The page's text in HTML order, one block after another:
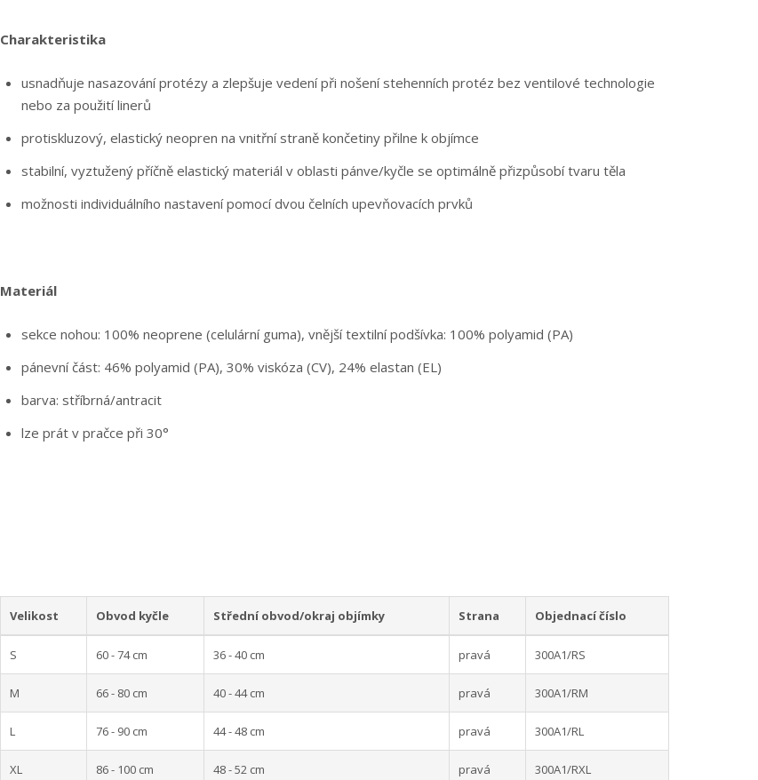
Charakteristika
usnadňuje nasazování protézy a zlepšuje vedení při nošení stehenních protéz bez ventilové technologie
nebo za použití linerů
protiskluzový, elastický neopren na vnitřní straně končetiny přilne k objímce
stabilní, vyztužený příčně elastický materiál v oblasti pánve/kyčle se optimálně přizpůsobí tvaru těla
možnosti individuálního nastavení pomocí dvou čelních upevňovacích prvků
Materiál
sekce nohou: 100% neoprene (celulární guma), vnější textilní podšívka: 100% polyamid (PA)
pánevní část: 46% polyamid (PA), 30% viskóza (CV), 24% elastan (EL)
barva: stříbrná/antracit
lze prát v pračce při 30°
Velikost Obvod kyčle Střední obvod/okraj objímky Strana Objednací číslo
S 60 - 74 cm 36 - 40 cm pravá 300A1/RS
M 66 - 80 cm 40 - 44 cm pravá 300A1/RM
L 76 - 90 cm 44 - 48 cm pravá 300A1/RL
XL 86 - 100 cm 48 - 52 cm pravá 300A1/RXL